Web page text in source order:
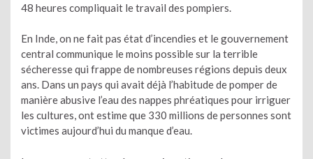
48 heures compliquait le travail des pompiers.
En Inde, on ne fait pas état d’incendies et le gouvernement
central communique le moins possible sur la terrible
sécheresse qui frappe de nombreuses régions depuis deux
ans. Dans un pays qui avait déjà l’habitude de pomper de
manière abusive l’eau des nappes phréatiques pour irriguer
les cultures, ont estime que 330 millions de personnes sont
victimes aujourd’hui du manque d’eau.